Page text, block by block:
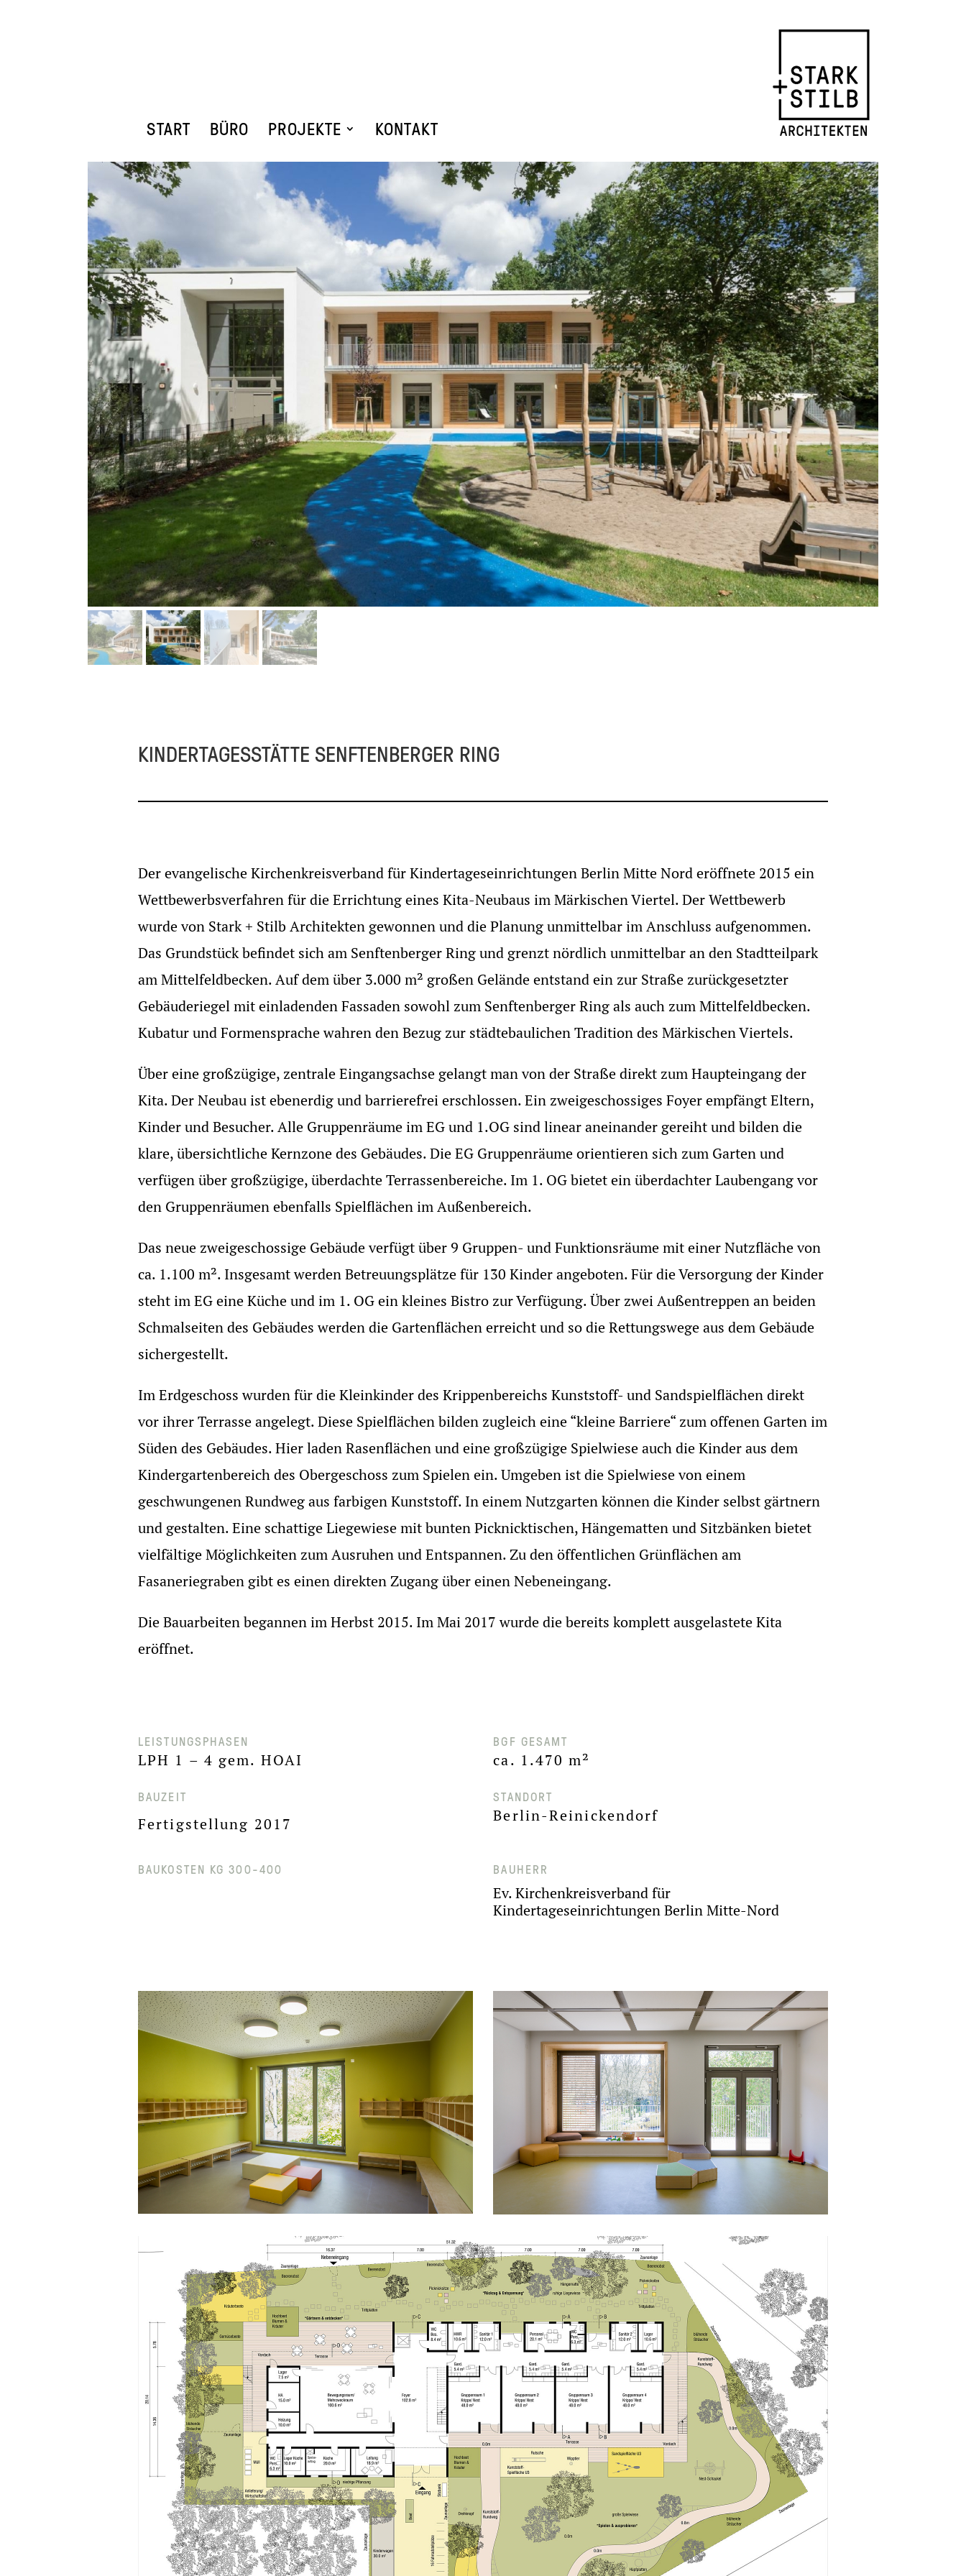
START BÜRO PROJEKTE KONTAKT
KINDERTAGESSTÄTTE SENFTENBERGER RING
Der evangelische Kirchenkreisverband für Kindertageseinrichtungen Berlin Mitte Nord eröffnete 2015 ein
Wettbewerbsverfahren für die Errichtung eines Kita-Neubaus im Märkischen Viertel. Der Wettbewerb
wurde von Stark + Stilb Architekten gewonnen und die Planung unmittelbar im Anschluss aufgenommen.
Das Grundstück befindet sich am Senftenberger Ring und grenzt nördlich unmittelbar an den Stadtteilpark
am Mittelfeldbecken. Auf dem über 3.000 m² großen Gelände entstand ein zur Straße zurückgesetzter
Gebäuderiegel mit einladenden Fassaden sowohl zum Senftenberger Ring als auch zum Mittelfeldbecken.
Kubatur und Formensprache wahren den Bezug zur städtebaulichen Tradition des Märkischen Viertels.
Über eine großzügige, zentrale Eingangsachse gelangt man von der Straße direkt zum Haupteingang der
Kita. Der Neubau ist ebenerdig und barrierefrei erschlossen. Ein zweigeschossiges Foyer empfängt Eltern,
Kinder und Besucher. Alle Gruppenräume im EG und 1.OG sind linear aneinander gereiht und bilden die
klare, übersichtliche Kernzone des Gebäudes. Die EG Gruppenräume orientieren sich zum Garten und
verfügen über großzügige, überdachte Terrassenbereiche. Im 1. OG bietet ein überdachter Laubengang vor
den Gruppenräumen ebenfalls Spielflächen im Außenbereich.
Das neue zweigeschossige Gebäude verfügt über 9 Gruppen- und Funktionsräume mit einer Nutzfläche von
ca. 1.100 m². Insgesamt werden Betreuungsplätze für 130 Kinder angeboten. Für die Versorgung der Kinder
steht im EG eine Küche und im 1. OG ein kleines Bistro zur Verfügung. Über zwei Außentreppen an beiden
Schmalseiten des Gebäudes werden die Gartenflächen erreicht und so die Rettungswege aus dem Gebäude
sichergestellt.
Im Erdgeschoss wurden für die Kleinkinder des Krippenbereichs Kunststoff- und Sandspielflächen direkt
vor ihrer Terrasse angelegt. Diese Spielflächen bilden zugleich eine “kleine Barriere“ zum offenen Garten im
Süden des Gebäudes. Hier laden Rasenflächen und eine großzügige Spielwiese auch die Kinder aus dem
Kindergartenbereich des Obergeschoss zum Spielen ein. Umgeben ist die Spielwiese von einem
geschwungenen Rundweg aus farbigen Kunststoff. In einem Nutzgarten können die Kinder selbst gärtnern
und gestalten. Eine schattige Liegewiese mit bunten Picknicktischen, Hängematten und Sitzbänken bietet
vielfältige Möglichkeiten zum Ausruhen und Entspannen. Zu den öffentlichen Grünflächen am
Fasaneriegraben gibt es einen direkten Zugang über einen Nebeneingang.
Die Bauarbeiten begannen im Herbst 2015. Im Mai 2017 wurde die bereits komplett ausgelastete Kita
eröffnet.
LEISTUNGSPHASEN
LPH 1 – 4 gem. HOAI
BGF GESAMT
ca. 1.470 m²
BAUZEIT
Fertigstellung 2017
STANDORT
Berlin-Reinickendorf
BAUKOSTEN KG 300-400 BAUHERR
Ev. Kirchenkreisverband für
Kindertageseinrichtungen Berlin Mitte-Nord